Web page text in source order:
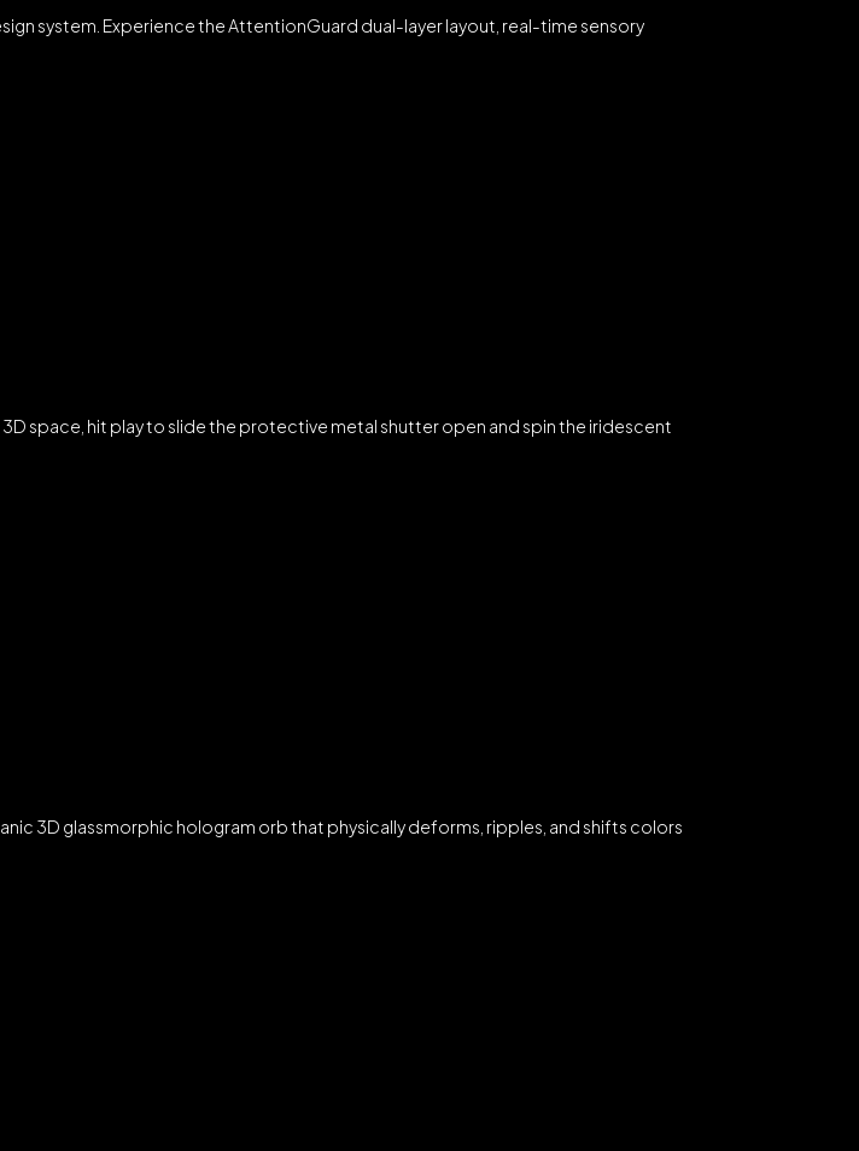
system. Experience the AttentionGuard dual-layer layout, real-time sensory
space, hit play to slide the protective metal shutter open and spin the iridescent
3D glassmorphic hologram orb that physically deforms, ripples, and shifts colors